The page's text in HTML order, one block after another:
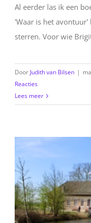
Al eerder las ik een
'Waar is het
sterren. Voor wie
Door Judith van Bilsen |
Reacties
Lees meer